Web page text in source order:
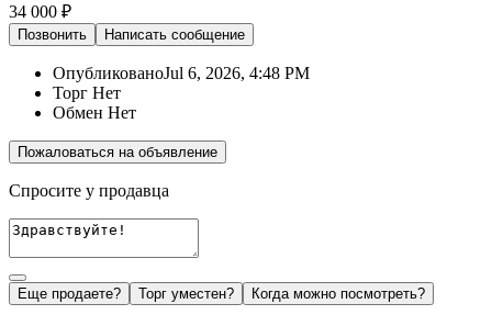
34 000 ₽
Позвонить Написать сообщение
ОпубликованоJul 6, 2026, 4:48 PM
Торг Нет
Обмен Нет
Пожаловаться на объявление
Спросите у продавца
Еще продаете? Торг уместен? Когда можно посмотреть?